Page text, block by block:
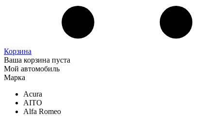
Корзина
Ваша корзина пуста
Мой автомобиль
Марка
Acura
AITO
Alfa Romeo